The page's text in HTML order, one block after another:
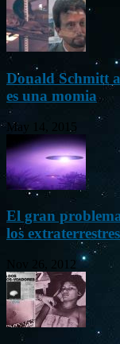
Donald Schmitt
es una momia
May 14, 2015
El gran
los
Nov 26, 2012